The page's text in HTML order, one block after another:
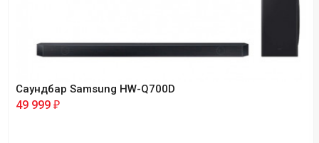
Саундбар Samsung HW-Q700D
49 999 ₽